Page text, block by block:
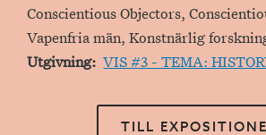
Conscientious Objectors,
Vapenfria män, Konstnärlig
Utgivning
VIS #3 - TEMA:
TILL